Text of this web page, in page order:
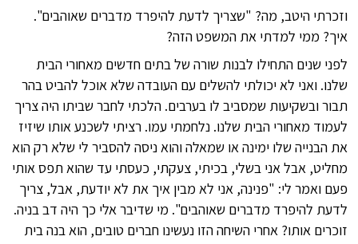
וזכרתי היטב, מה? "שצריך לדעת להיפרד מדברים שאוהבים".
איך? ממי למדתי את המשפט הזה?
לפני שנים התחילו לבנות שורה של בתים חדשים מאחורי הבית
שלנו. ואני לא יכולתי להשלים עם העובדה שלא אוכל להביט בהר
תבור ובשקיעות שמסביב לו בערבים. הלכתי לחבר שביתו היה צריך
לעמוד מאחורי הבית שלנו. נלחמתי עמו. רציתי לשכנע אותו שיזיז
את הבנייה שלו ימינה או שמאלה והוא ניסה להסביר לי שלא רק הוא
מחליט, אבל אני בשלי, בכיתי, צעקתי, כעסתי עד שהוא תפס אותי
פעם ואמר לי: "פנינה, אני לא מבין איך את לא יודעת, אבל, צריך
לדעת להיפרד מדברים שאוהבים". מי שדיבר אלי כך היה דב בניה.
זוכרים אותו? אחרי השיחה הזו נעשינו חברים טובים, הוא בנה בית